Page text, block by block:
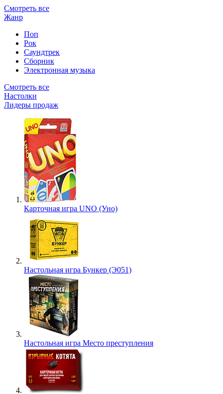
Смотреть все
Жанр
Поп
Рок
Саундтрек
Сборник
Электронная музыка
Смотреть все
Настолки
Лидеры продаж
Карточная игра UNO (Уно)
Настольная игра Бункер (Э051)
Настольная игра Место преступления